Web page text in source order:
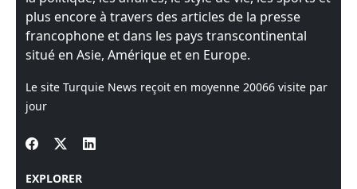
plus encore à travers des articles de la presse
francophone et dans les pays transcontinental
situé en Asie, Amérique et en Europe.
Le site Turquie News reçoit en moyenne 20066 visite par
jour
EXPLORER